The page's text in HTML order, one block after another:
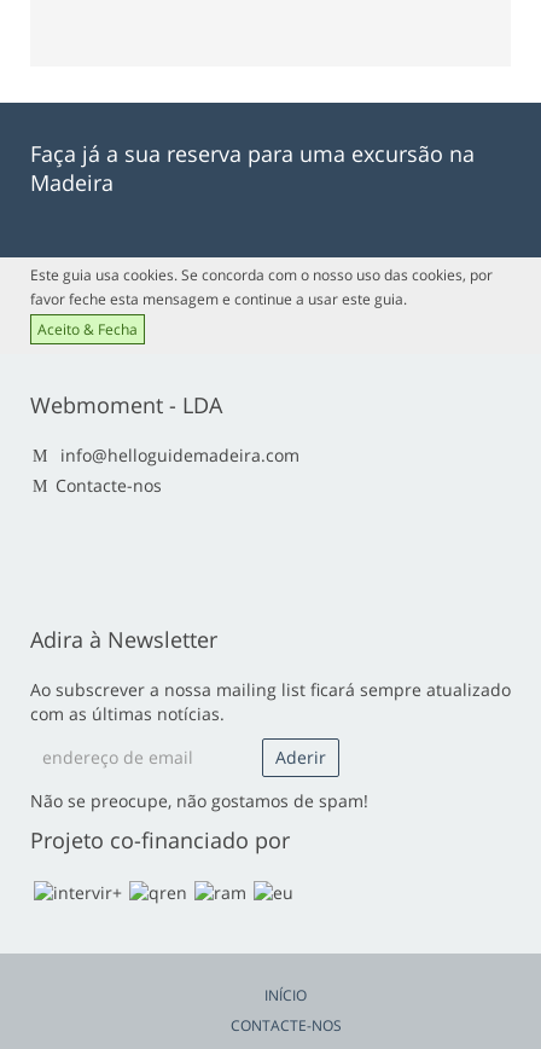
Faça já a sua reserva para uma excursão na
Madeira
Este guia usa cookies. Se concorda com o nosso uso das cookies, por
favor feche esta mensagem e continue a usar este guia.
Aceito & Fecha
Webmoment - LDA
info@helloguidemadeira.com
Contacte-nos
Adira à Newsletter
Ao subscrever a nossa mailing list ficará sempre atualizado
com as últimas notícias.
Não se preocupe, não gostamos de spam!
Projeto co-financiado por
INÍCIO
CONTACTE-NOS